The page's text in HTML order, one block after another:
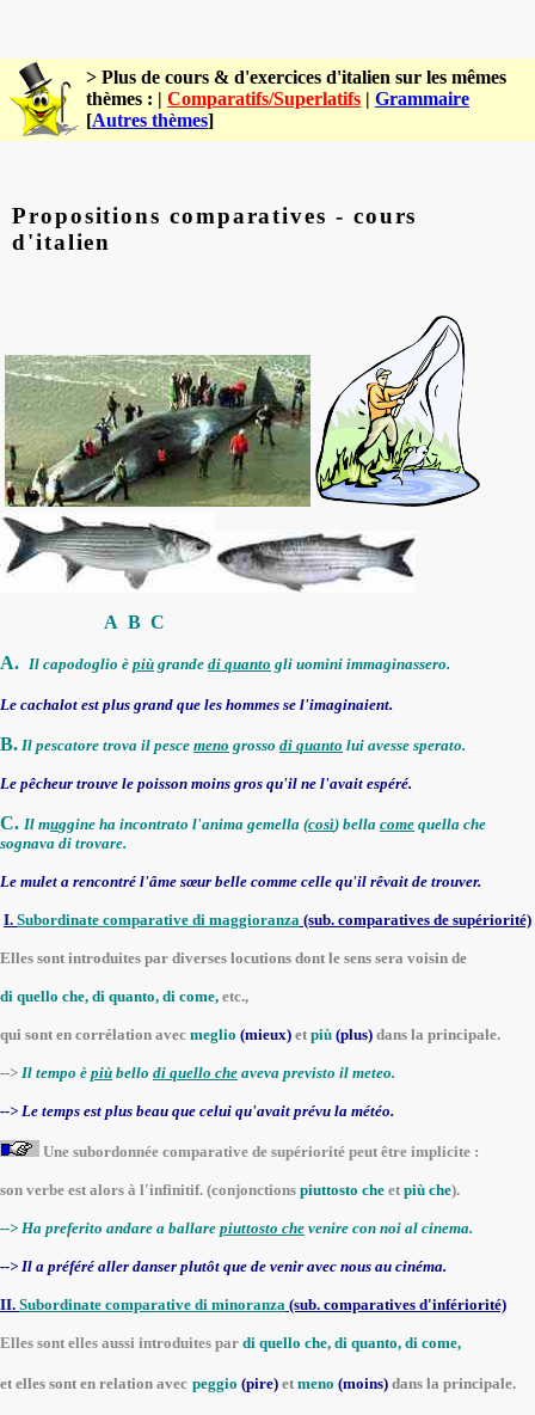
> Plus de cours & d'exercices d'italien sur les mêmes
thèmes : | Comparatifs/Superlatifs | Grammaire
[Autres thèmes]
Propositions comparatives - cours
d'italien
A B C
A. Il capodoglio è più grande di quanto gli uomini immaginassero.
Le cachalot est plus grand que les hommes se l'imaginaient.
B. Il pescatore trova il pesce meno grosso di quanto lui avesse sperato.
Le pêcheur trouve le poisson moins gros qu'il ne l'avait espéré.
C. Il muggine ha incontrato l'anima gemella (così) bella come quella che
sognava di trovare.
Le mulet a rencontré l'âme sœur belle comme celle qu'il rêvait de trouver.
I. Subordinate comparative di maggioranza (sub. comparatives de supériorité)
Elles sont introduites par diverses locutions dont le sens sera voisin de
di quello che, di quanto, di come, etc.,
qui sont en corrélation avec meglio (mieux) et più (plus) dans la principale.
--> Il tempo è più bello di quello che aveva previsto il meteo.
--> Le temps est plus beau que celui qu'avait prévu la météo.
Une subordonnée comparative de supériorité peut être implicite :
son verbe est alors à l'infinitif. (conjonctions piuttosto che et più che).
--> Ha preferito andare a ballare piuttosto che venire con noi al cinema.
--> Il a préféré aller danser plutôt que de venir avec nous au cinéma.
II. Subordinate comparative di minoranza (sub. comparatives d'infériorité)
Elles sont elles aussi introduites par di quello che, di quanto, di come,
et elles sont en relation avec peggio (pire) et meno (moins) dans la principale.